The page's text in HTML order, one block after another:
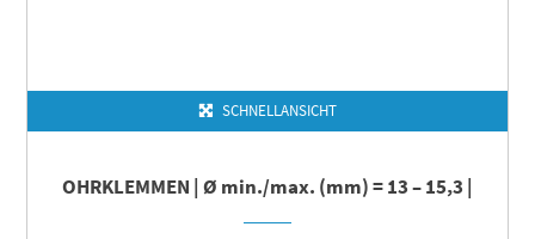
SCHNELLANSICHT
OHRKLEMMEN | Ø min./max. (mm) = 13 – 15,3 |